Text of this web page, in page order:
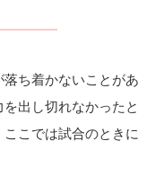
ち着かないことがあ
出し切れなかったと
こでは試合のときに